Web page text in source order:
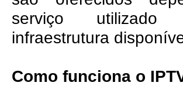
serviço
infraestrutura
Como funciona o